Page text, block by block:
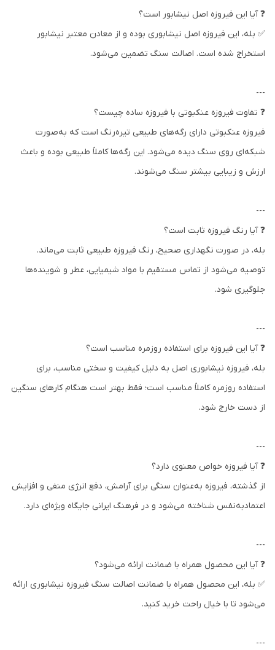
❓ آیا این فیروزه اصل نیشابور است؟
✅ بله، این فیروزه اصل نیشابوری بوده و از معادن معتبر نیشابور
استخراج شده است. اصالت سنگ تضمین می‌شود.
---
❓ تفاوت فیروزه عنکبوتی با فیروزه ساده چیست؟
فیروزه عنکبوتی دارای رگه‌های طبیعی تیره‌رنگ است که به‌صورت
شبکه‌ای روی سنگ دیده می‌شود. این رگه‌ها کاملاً طبیعی بوده و باعث
ارزش و زیبایی بیشتر سنگ می‌شوند.
---
❓ آیا رنگ فیروزه ثابت است؟
بله، در صورت نگهداری صحیح، رنگ فیروزه طبیعی ثابت می‌ماند.
توصیه می‌شود از تماس مستقیم با مواد شیمیایی، عطر و شوینده‌ها
جلوگیری شود.
---
❓ آیا این فیروزه برای استفاده روزمره مناسب است؟
بله، فیروزه نیشابوری اصل به دلیل کیفیت و سختی مناسب، برای
استفاده روزمره کاملاً مناسب است؛ فقط بهتر است هنگام کارهای سنگین
از دست خارج شود.
---
❓ آیا فیروزه خواص معنوی دارد؟
از گذشته، فیروزه به‌عنوان سنگی برای آرامش، دفع انرژی منفی و افزایش
اعتمادبه‌نفس شناخته می‌شود و در فرهنگ ایرانی جایگاه ویژه‌ای دارد.
---
❓ آیا این محصول همراه با ضمانت ارائه می‌شود؟
✅ بله، این محصول همراه با ضمانت اصالت سنگ فیروزه نیشابوری ارائه
می‌شود تا با خیال راحت خرید کنید.
---